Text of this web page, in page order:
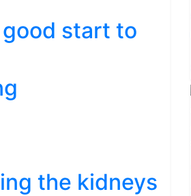
start to
the kidneys